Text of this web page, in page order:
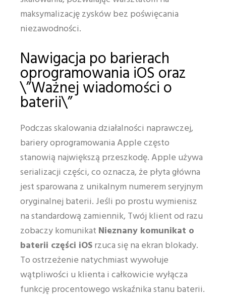
maksymalizację zysków bez poświęcania
niezawodności.
Nawigacja po barierach
oprogramowania iOS oraz
\”Ważnej wiadomości o
baterii\”
Podczas skalowania działalności naprawczej,
bariery oprogramowania Apple często
stanowią największą przeszkodę. Apple używa
serializacji części, co oznacza, że płyta główna
jest sparowana z unikalnym numerem seryjnym
oryginalnej baterii. Jeśli po prostu wymienisz
na standardową zamiennik, Twój klient od razu
zobaczy komunikat Nieznany komunikat o
baterii części iOSrzuca się na ekran blokady.
To ostrzeżenie natychmiast wywołuje
wątpliwości u klienta i całkowicie wyłącza
funkcję procentowego wskaźnika stanu baterii.